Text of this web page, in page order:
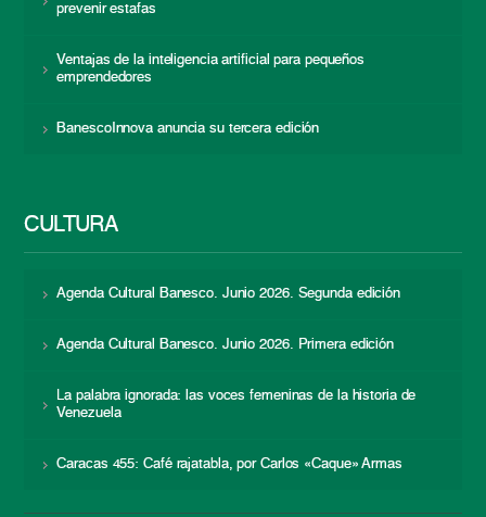
prevenir estafas
Ventajas de la inteligencia artificial para pequeños
emprendedores
BanescoInnova anuncia su tercera edición
CULTURA
Agenda Cultural Banesco. Junio 2026. Segunda edición
Agenda Cultural Banesco. Junio 2026. Primera edición
La palabra ignorada: las voces femeninas de la historia de
Venezuela
Caracas 455: Café rajatabla, por Carlos «Caque» Armas